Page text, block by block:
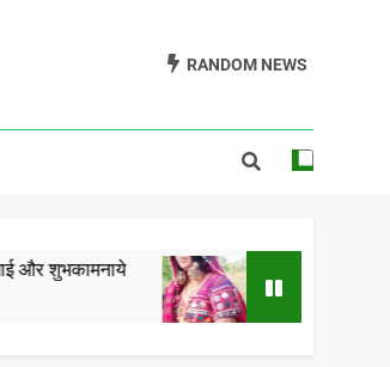
RANDOM NEWS
गोरमाटी राम राम कछ – रामे ती
5 Years Ago